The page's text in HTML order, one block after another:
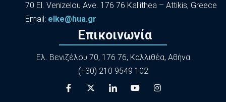
70 El. Venizelou Ave. 176 76 Kallithea – Attikis, Greece
Εmail: elke@hua.gr
Επικοινωνία
Ελ. Βενιζέλου 70, 176 76, Καλλιθέα, Αθήνα
(+30) 210 9549 102